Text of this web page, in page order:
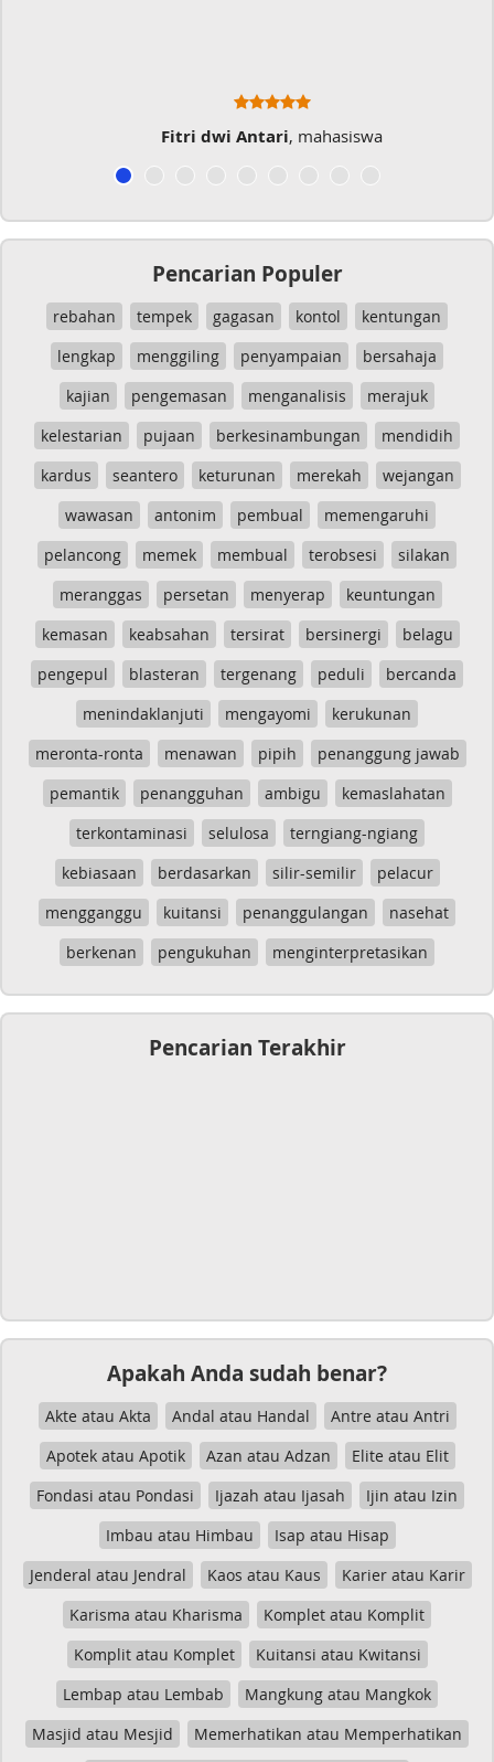
Musicer Indo
Pencarian Populer
rebahan tempek gagasan kontol
kentungan
lengkap
menggiling penyampaian
bersahaja
kajian
pengemasan menganalisis
merajuk
kelestarian
pujaan berkesinambungan
mendidih
kardus
seantero keturunan merekah
wejangan
wawasan
antonim pembual
memengaruhi
pelancong
memek membual terobsesi
silakan
meranggas
persetan menyerap
keuntungan
kemasan
keabsahan tersirat bersinergi
belagu
pengepul
blasteran tergenang peduli
bercanda
menindaklanjuti
mengayomi
kerukunan
meronta-ronta
menawan pipih
penanggung jawab
pemantik
penangguhan ambigu
kemaslahatan
terkontaminasi
selulosa
terngiang-ngiang
kebiasaan
berdasarkan silir-semilir
pelacur
mengganggu
kuitansi penanggulangan
nasehat
berkenan
pengukuhan menginterpretasikan
Pencarian Terakhir
Apakah Anda sudah benar?
Akte atau Akta Andal atau Handal
Antre atau Antri
Apotek atau Apotik
Azan atau Adzan
Elite atau Elit
Fondasi atau Pondasi
Ijazah atau Ijasah
Ijin atau Izin
Imbau atau Himbau
Isap atau Hisap
Jenderal atau Jendral
Kaos atau Kaus
Karier atau Karir
Karisma atau Kharisma
Komplet atau Komplit
Komplit atau Komplet
Kuitansi atau Kwitansi
Lembap atau Lembab
Mangkung atau Mangkok
Masjid atau Mesjid
Memerhatikan atau Memperhatikan